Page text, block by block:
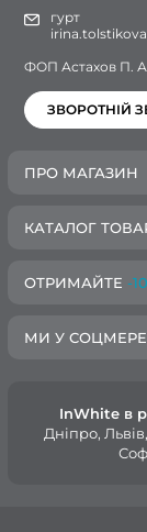
гурт
ФОП Астахов П.
ЗВОРОТНІЙ
ПРО МАГАЗИН
КАТАЛОГ
ОТРИМАЙТЕ -
МИ У
InWhite в
Дніпро,